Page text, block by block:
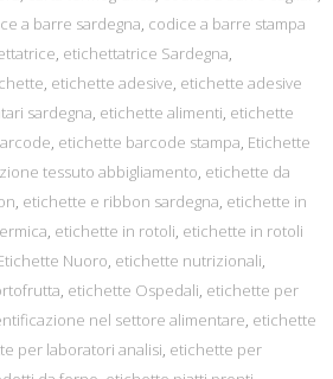
a barre sardegna, codice a barre stampa
, etichettatrice Sardegna,
, etichette adesive, etichette adesive
sardegna, etichette alimenti, etichette
, etichette barcode stampa, Etichette
tessuto abbigliamento, etichette da
, etichette e ribbon sardegna, etichette in
, etichette in rotoli, etichette in rotoli
Nuoro, etichette nutrizionali,
, etichette Ospedali, etichette per
nel settore alimentare, etichette
per laboratori analisi, etichette per